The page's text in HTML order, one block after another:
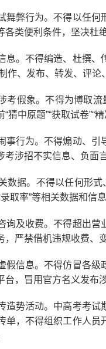
弊行为。不得以任何
各类便利条件，坚决杜
。不得编造、杜撰、
作、发布、转发、评
假象。不得为博取流
猜中原题”“获取试卷
行为。不得煽动、引
考涉招不实信息、负面
。不得以任何形式
录取率”等相关数据和
及收费。不得超出营
，严禁借机违规收费、
信息。不得仿冒各级
台，冒用官方名义发布
势活动。中高考考试
单，不得组织工作人